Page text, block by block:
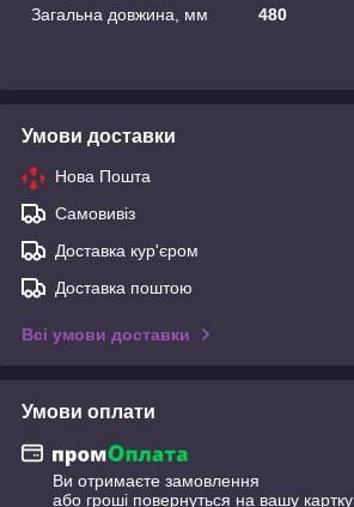
Загальна довжина, мм
480
Умови доставки
Нова Пошта
Самовивіз
Доставка кур'єром
Доставка поштою
Всі умови доставки
Умови оплати
Ви отримаєте замовлення
або гроші повернуться на вашу картку